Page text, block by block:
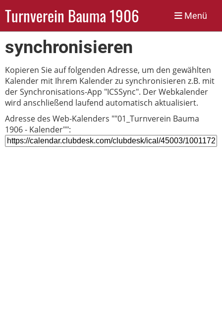
Turnverein Bauma 1906 Menü
Web-Kalender
synchronisieren
Kopieren Sie auf folgenden Adresse, um den gewählten
Kalender mit Ihrem Kalender zu synchronisieren z.B. mit
der Synchronisations-App "ICSSync". Der Webkalender
wird anschließend laufend automatisch aktualisiert.
Adresse des Web-Kalenders ""01_Turnverein Bauma
1906 - Kalender"":